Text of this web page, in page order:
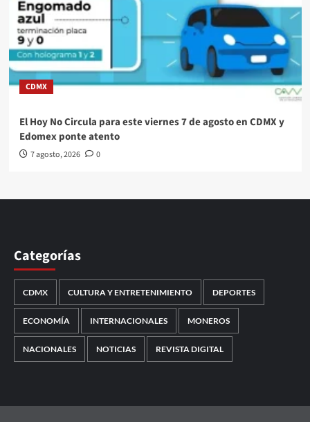
CDMX
El Hoy No Circula para este viernes 7 de agosto en CDMX y
Edomex ponte atento
7 agosto, 2026 0
Categorías
CDMX CULTURA Y ENTRETENIMIENTO DEPORTES
ECONOMÍA INTERNACIONALES MONEROS
NACIONALES NOTICIAS REVISTA DIGITAL